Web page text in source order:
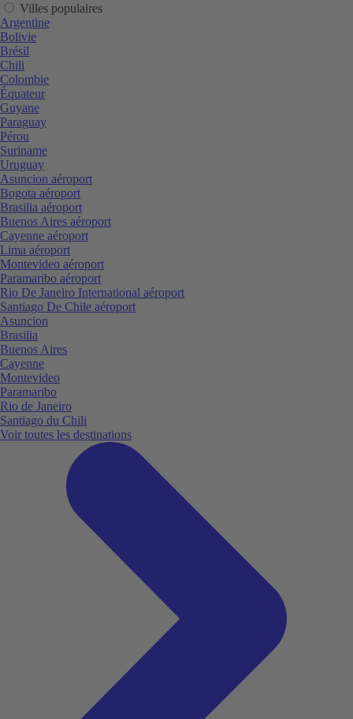
Villes populaires
Argentine
Bolivie
Brésil
Chili
Colombie
Équateur
Guyane
Paraguay
Pérou
Suriname
Uruguay
Asuncion aéroport
Bogota aéroport
Brasilia aéroport
Buenos Aires aéroport
Cayenne aéroport
Lima aéroport
Montevideo aéroport
Paramaribo aéroport
Rio De Janeiro International aéroport
Santiago De Chile aéroport
Asuncion
Brasilia
Buenos Aires
Cayenne
Montevideo
Paramaribo
Rio de Janeiro
Santiago du Chili
Voir toutes les destinations